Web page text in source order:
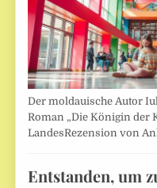
Der moldauische Autor
Roman „Die Königin der
LandesRezension von
Entstanden, um